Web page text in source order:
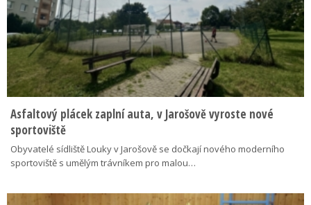
Asfaltový plácek zaplní auta, v Jarošově vyroste nové
sportoviště
Obyvatelé sídliště Louky v Jarošově se dočkají nového moderního
sportoviště s umělým trávníkem pro malou…